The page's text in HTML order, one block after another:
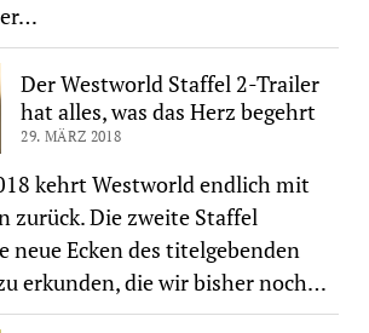
Der Westworld Staffel 2-Trailer
hat alles, was das Herz begehrt
29. MÄRZ 2018
kehrt Westworld endlich mit
zurück. Die zweite Staffel
neue Ecken des titelgebenden
erkunden, die wir bisher noch…